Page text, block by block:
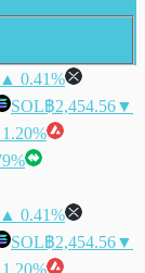
▲ 0.41%
SOL฿2,454.56▼
▲ 0.41%
SOL฿2,454.56▼